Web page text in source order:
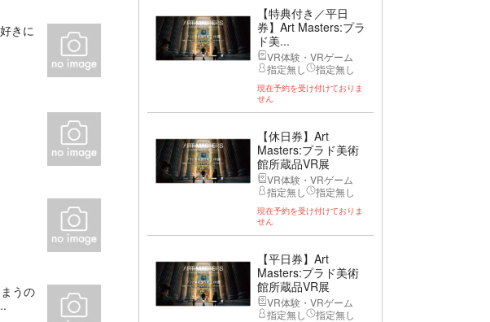
きに
うの
【特典付き／平日
券】Art Masters:プラ
ド美...
VR体験・VRゲーム
指定無し
指定無し
現在予約を受け付けておりま
せん
【休日券】Art
Masters:プラド美術
館所蔵品VR展
VR体験・VRゲーム
指定無し
指定無し
現在予約を受け付けておりま
せん
【平日券】Art
Masters:プラド美術
館所蔵品VR展
VR体験・VRゲーム
指定無し
指定無し